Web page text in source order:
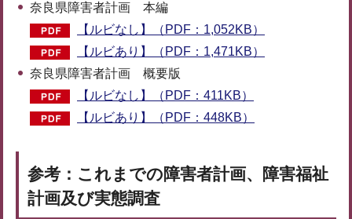
奈良県障害者計画 本編
【ルビなし】（PDF：1,052KB）
【ルビあり】（PDF：1,471KB）
奈良県障害者計画 概要版
【ルビなし】（PDF：411KB）
【ルビあり】（PDF：448KB）
参考：これまでの障害者計画、障害福祉
計画及び実態調査